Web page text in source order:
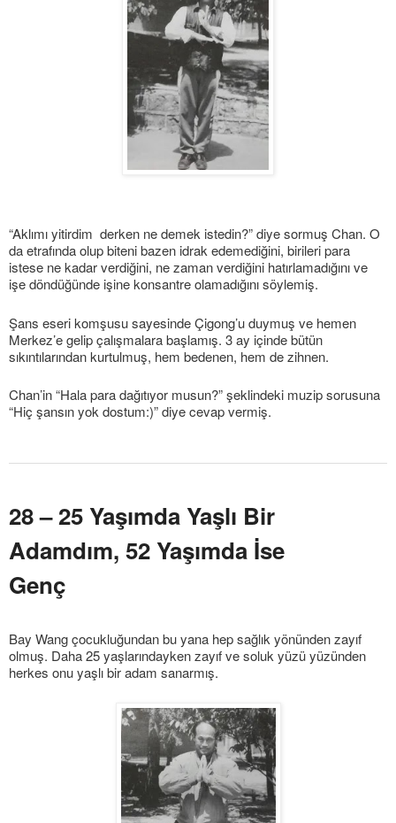
“Aklımı yitirdim derken ne demek istedin?” diye sormuş Chan. O
da etrafında olup biteni bazen idrak edemediğini, birileri para
istese ne kadar verdiğini, ne zaman verdiğini hatırlamadığını ve
işe döndüğünde işine konsantre olamadığını söylemiş.
Şans eseri komşusu sayesinde Çigong’u duymuş ve hemen
Merkez’e gelip çalışmalara başlamış. 3 ay içinde bütün
sıkıntılarından kurtulmuş, hem bedenen, hem de zihnen.
Chan’in “Hala para dağıtıyor musun?” şeklindeki muzip sorusuna
“Hiç şansın yok dostum:)” diye cevap vermiş.
28 – 25 Yaşımda Yaşlı Bir
Adamdım, 52 Yaşımda İse
Genç
Bay Wang çocukluğundan bu yana hep sağlık yönünden zayıf
olmuş. Daha 25 yaşlarındayken zayıf ve soluk yüzü yüzünden
herkes onu yaşlı bir adam sanarmış.